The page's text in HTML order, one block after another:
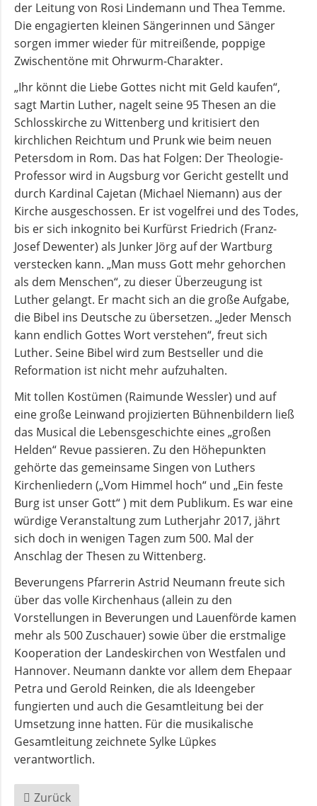
Schulmaterialienkammer
Betreuung
und
Pflege
der Leitung von Rosi Lindemann und Thea Temme.
Die engagierten kleinen Sängerinnen und Sänger
sorgen immer wieder für mitreißende, poppige
Zwischentöne mit Ohrwurm-Charakter.
„Ihr könnt die Liebe Gottes nicht mit Geld kaufen“,
sagt Martin Luther, nagelt seine 95 Thesen an die
Schlosskirche zu Wittenberg und kritisiert den
kirchlichen Reichtum und Prunk wie beim neuen
Petersdom in Rom. Das hat Folgen: Der Theologie-
Professor wird in Augsburg vor Gericht gestellt und
durch Kardinal Cajetan (Michael Niemann) aus der
Kirche ausgeschossen. Er ist vogelfrei und des Todes,
bis er sich inkognito bei Kurfürst Friedrich (Franz-
Josef Dewenter) als Junker Jörg auf der Wartburg
verstecken kann. „Man muss Gott mehr gehorchen
als dem Menschen“, zu dieser Überzeugung ist
Luther gelangt. Er macht sich an die große Aufgabe,
die Bibel ins Deutsche zu übersetzen. „Jeder Mensch
kann endlich Gottes Wort verstehen“, freut sich
Luther. Seine Bibel wird zum Bestseller und die
Reformation ist nicht mehr aufzuhalten.
Mit tollen Kostümen (Raimunde Wessler) und auf
eine große Leinwand projizierten Bühnenbildern ließ
das Musical die Lebensgeschichte eines „großen
Helden“ Revue passieren. Zu den Höhepunkten
gehörte das gemeinsame Singen von Luthers
Kirchenliedern („Vom Himmel hoch“ und „Ein feste
Burg ist unser Gott“ ) mit dem Publikum. Es war eine
würdige Veranstaltung zum Lutherjahr 2017, jährt
sich doch in wenigen Tagen zum 500. Mal der
Anschlag der Thesen zu Wittenberg.
Beverungens Pfarrerin Astrid Neumann freute sich
über das volle Kirchenhaus (allein zu den
Vorstellungen in Beverungen und Lauenförde kamen
mehr als 500 Zuschauer) sowie über die erstmalige
Kooperation der Landeskirchen von Westfalen und
Hannover. Neumann dankte vor allem dem Ehepaar
Petra und Gerold Reinken, die als Ideengeber
fungierten und auch die Gesamtleitung bei der
Umsetzung inne hatten. Für die musikalische
Gesamtleitung zeichnete Sylke Lüpkes
verantwortlich.
Zurück